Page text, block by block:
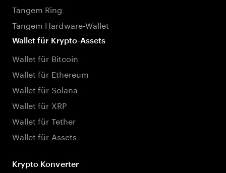
Tangem Ring
Tangem Hardware-Wallet
Wallet für Krypto-Assets
Wallet für Bitcoin
Wallet für Ethereum
Wallet für Solana
Wallet für XRP
Wallet für Tether
Wallet für Assets
Krypto Konverter